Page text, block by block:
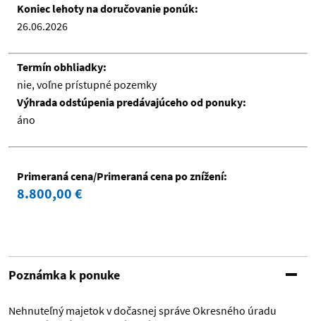
Koniec lehoty na doručovanie ponúk:
26.06.2026
Termín obhliadky:
nie, voľne prístupné pozemky
Výhrada odstúpenia predávajúceho od ponuky:
áno
Primeraná cena/Primeraná cena po znížení:
8.800,00 €
Poznámka k ponuke
Nehnuteľný majetok v dočasnej správe Okresného úradu